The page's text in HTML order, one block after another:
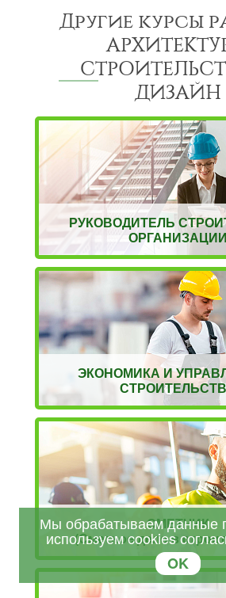
Другие курсы
ДИЗАЙН
РУКОВОДИТЕЛЬ
ОРГАНИЗАЦИИ
ЭКОНОМИКА И
СМЕТЧИК
(Сметное дело в
Мы обрабатываем данные
используем cookies
OK